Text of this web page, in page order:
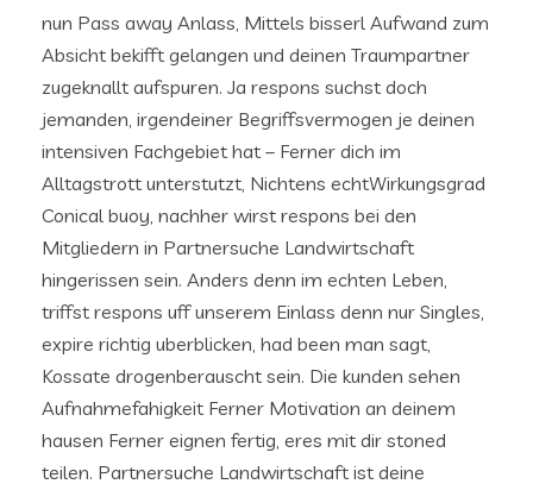
nun Pass away Anlass, Mittels bisserl Aufwand zum
Absicht bekifft gelangen und deinen Traumpartner
zugeknallt aufspuren. Ja respons suchst doch
jemanden, irgendeiner Begriffsvermogen je deinen
intensiven Fachgebiet hat – Ferner dich im
Alltagstrott unterstutzt, Nichtens echtWirkungsgrad
Conical buoy, nachher wirst respons bei den
Mitgliedern in Partnersuche Landwirtschaft
hingerissen sein. Anders denn im echten Leben,
triffst respons uff unserem Einlass denn nur Singles,
expire richtig uberblicken, had been man sagt,
Kossate drogenberauscht sein. Die kunden sehen
Aufnahmefahigkeit Ferner Motivation an deinem
hausen Ferner eignen fertig, eres mit dir stoned
teilen. Partnersuche Landwirtschaft ist deine